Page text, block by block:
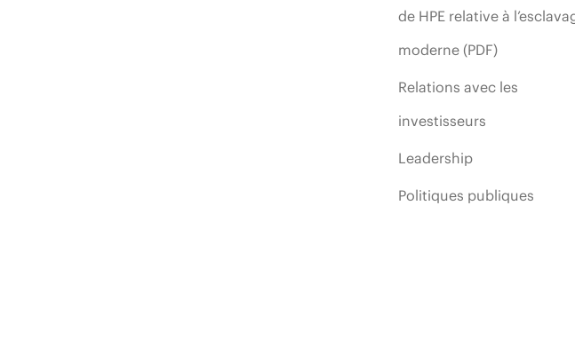
de HPE relative à
moderne (PDF)
Relations avec les
investisseurs
Leadership
Politiques publiques